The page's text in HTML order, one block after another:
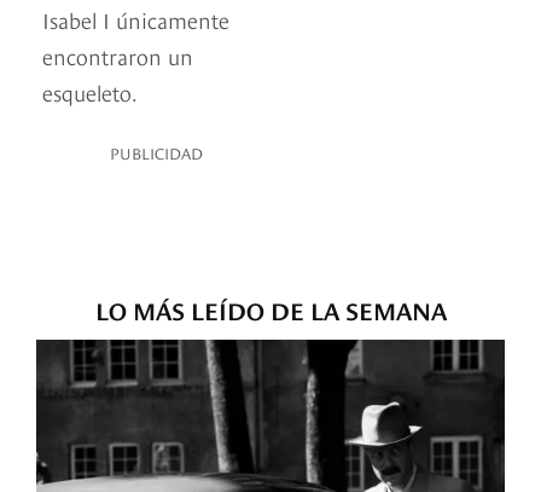
Isabel I únicamente
encontraron un
esqueleto.
PUBLICIDAD
LO MÁS LEÍDO DE LA SEMANA